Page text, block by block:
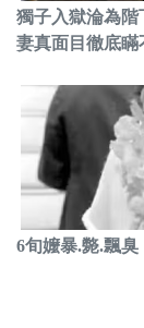
獨子入獄淪為階
妻真面目徹底瞞
6旬嬤暴.斃.飄臭